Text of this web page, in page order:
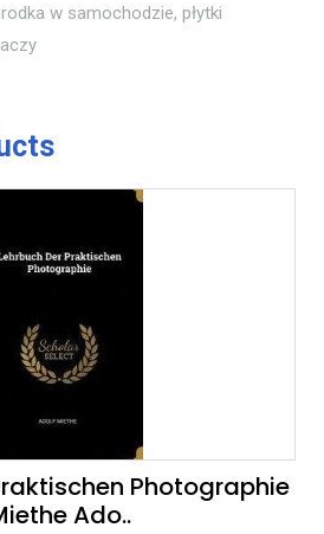
w samochodzie, płytki
Photographie
Ado..